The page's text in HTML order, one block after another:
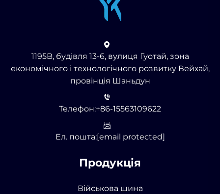
1195B, будівля 13-6, вулиця Гуотай, зона
економічного і технологічного розвитку Вейхай,
провінція Шаньдун
Телефон:+86-15563109622
Ел. пошта:[email protected]
Продукція
Військова шина